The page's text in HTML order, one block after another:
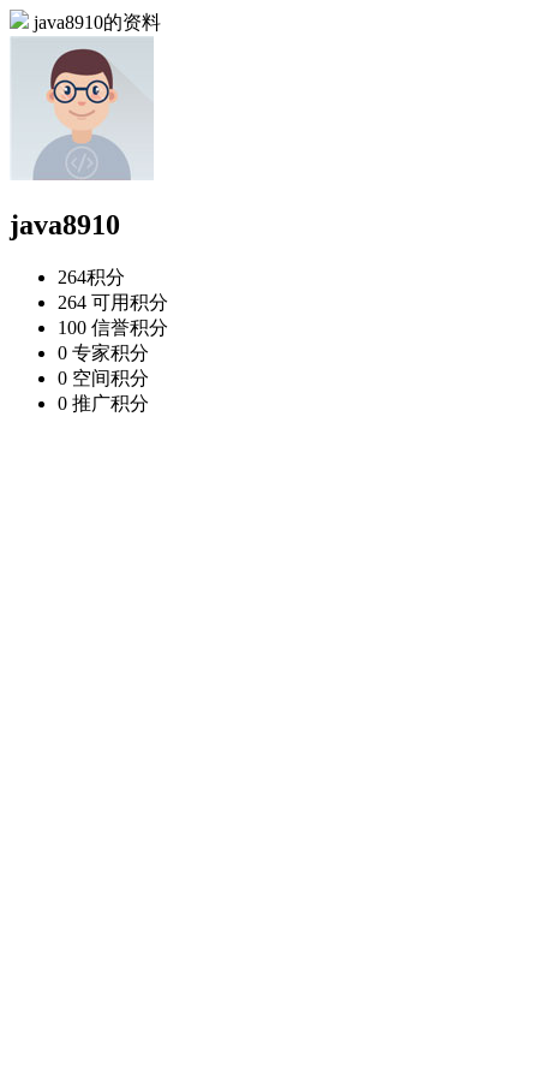
java8910的资料
java8910
264积分
264 可用积分
100 信誉积分
0 专家积分
0 空间积分
0 推广积分